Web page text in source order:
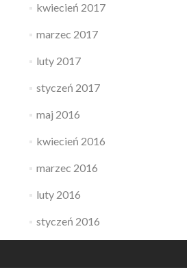
kwiecień 2017
marzec 2017
luty 2017
styczeń 2017
maj 2016
kwiecień 2016
marzec 2016
luty 2016
styczeń 2016